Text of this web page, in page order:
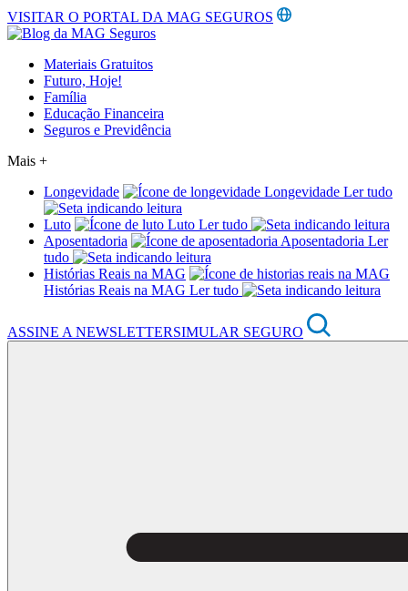
VISITAR O PORTAL DA MAG SEGUROS
Materiais Gratuitos
Futuro, Hoje!
Família
Educação Financeira
Seguros e Previdência
Mais +
Longevidade
Longevidade Ler tudo
Luto Luto Ler tudo
Aposentadoria
Aposentadoria Ler
tudo
Histórias Reais na MAG
Histórias Reais na MAG Ler tudo
ASSINE A NEWSLETTERSIMULAR SEGURO